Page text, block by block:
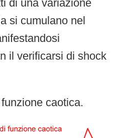
di una variazione
si cumulano nel
il verificarsi di shock
caotica.